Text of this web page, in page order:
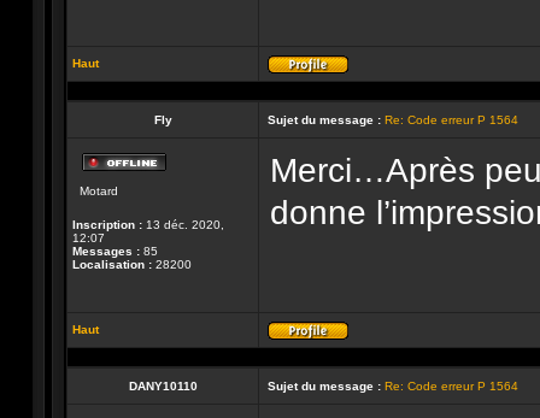
Haut
Profil
Fly Sujet du message : Re: Code erreur P 1564
Motard
Inscription : 13 déc. 2020,
12:07
Messages : 85
Localisation : 28200
Merci…Après
donne
Haut
Profil
DANY10110 Sujet du message : Re: Code erreur P 1564